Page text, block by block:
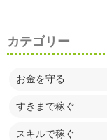
カテゴリー
お金を守る
すきまで稼ぐ
スキルで稼ぐ